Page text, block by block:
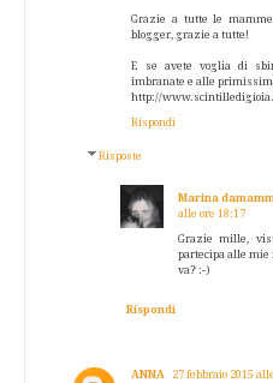
Grazie a tutte le
blogger, grazie a tutte!
E se avete voglia di
imbranate e alle
http://
Rispondi
Risposte
Marina
alle ore 18:17
Grazie mille,
partecipa alle mie
va? :-)
Rispondi
ANNA 27 febbraio 2015